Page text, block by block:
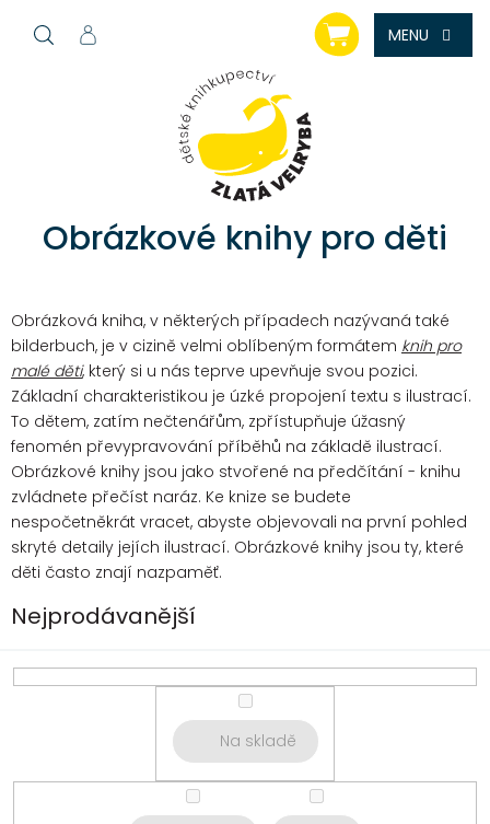
NÁKUPNÍ
KOŠÍK
Obrázkové knihy pro děti
Obrázková kniha, v některých případech nazývaná také
bilderbuch, je v cizině velmi oblíbeným formátem knih pro
malé děti, který si u nás teprve upevňuje svou pozici.
Základní charakteristikou je úzké propojení textu s ilustrací.
To dětem, zatím nečtenářům, zpřístupňuje úžasný
fenomén převypravování příběhů na základě ilustrací.
Obrázkové knihy jsou jako stvořené na předčítání - knihu
zvládnete přečíst naráz. Ke knize se budete
nespočetněkrát vracet, abyste objevovali na první pohled
skryté detaily jejích ilustrací. Obrázkové knihy jsou ty, které
děti často znají nazpaměť.
Nejprodávanější
Na skladě